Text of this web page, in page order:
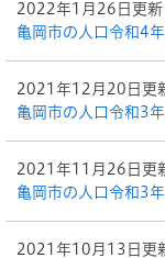
2022年1月26日更新
亀岡市の人口令和4
2021年12月20日更
亀岡市の人口令和3
2021年11月26日更
亀岡市の人口令和3
2021年10月13日更